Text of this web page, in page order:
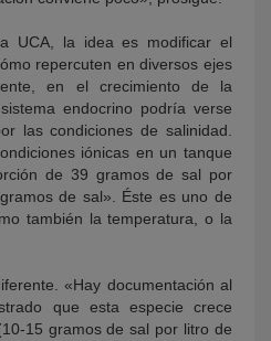
UCA, la idea es modificar el
repercuten en diversos ejes
en el crecimiento de la
endocrino podría verse
las condiciones de salinidad.
iónicas en un tanque
de 39 gramos de sal por
de sal». Éste es uno de
también la temperatura, o la
«Hay documentación al
que esta especie crece
15 gramos de sal por litro de